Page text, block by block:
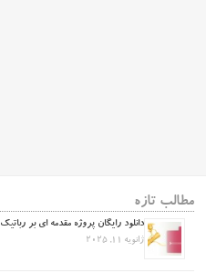
مطالب تازه
دانلود رایگان پروژه مقدمه ای بر رباتیک
ژانویه 11, 2025